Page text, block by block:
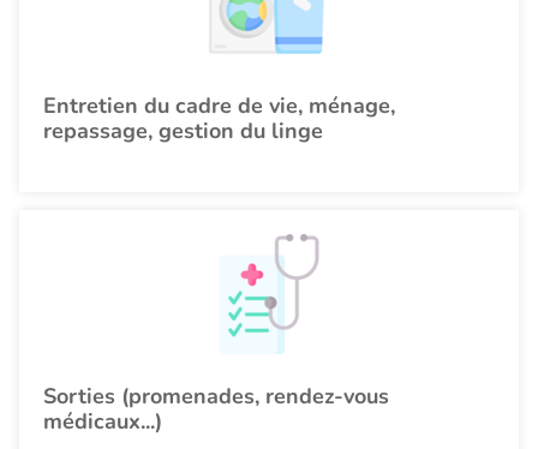
Entretien du cadre de vie, ménage,
repassage, gestion du linge
Sorties (promenades, rendez-vous
médicaux...)